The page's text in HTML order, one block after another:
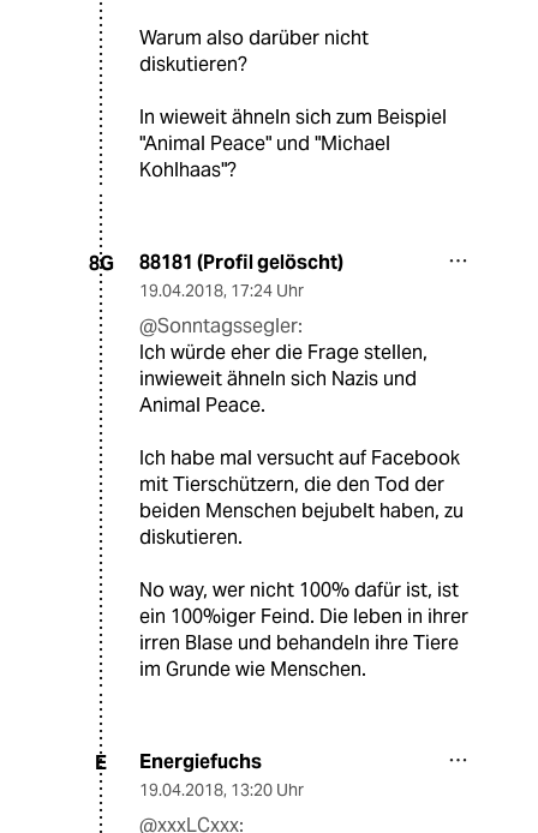
Warum also darüber nicht
diskutieren?
In wieweit ähneln sich zum Beispiel
"Animal Peace" und "Michael
Kohlhaas"?
8G 88181 (Profil gelöscht)
19.04.2018, 17:24 Uhr
@Sonntagssegler:
Ich würde eher die Frage stellen,
inwieweit ähneln sich Nazis und
Animal Peace.
Ich habe mal versucht auf Facebook
mit Tierschützern, die den Tod der
beiden Menschen bejubelt haben, zu
diskutieren.
No way, wer nicht 100% dafür ist, ist
ein 100%iger Feind. Die leben in ihrer
irren Blase und behandeln ihre Tiere
im Grunde wie Menschen.
E Energiefuchs
19.04.2018, 13:20 Uhr
@xxxLCxxx: